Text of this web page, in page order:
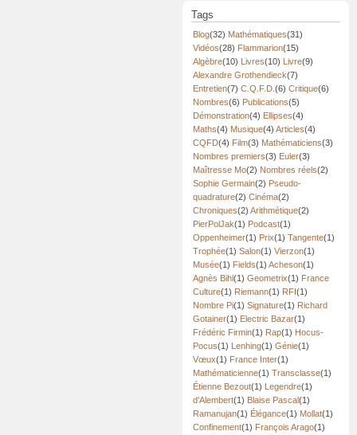
Tags
Blog(32) Mathématiques(31)
Vidéos(28) Flammarion(15)
Algèbre(10) Livres(10) Livre(9)
Alexandre Grothendieck(7)
Entretien(7) C.Q.F.D. (6) Critique(6)
Nombres(6) Publications(5)
Démonstration(4) Ellipses(4)
Maths(4) Musique(4) Articles(4)
CQFD(4) Film(3) Mathématiciens(3)
Nombres premiers(3) Euler(3)
Maîtresse Mo(2) Nombres réels(2)
Sophie Germain(2) Pseudo-
quadrature(2) Cinéma(2)
Chroniques(2) Arithmétique(2)
PierPolJak(1) Podcast(1)
Oppenheimer(1) Prix(1) Tangente(1)
Trophée(1) Salon(1) Vierzon(1)
Musée(1) Fields(1) Acheson(1)
Agnès Bihl(1) Geometrix(1) France
Culture(1) Riemann(1) RFI(1)
Nombre Pi(1) Signature(1) Richard
Gotainer(1) Electric Bazar(1)
Frédéric Firmin(1) Rap(1) Hocus-
Pocus(1) Lenhing(1) Génie(1)
Vœux(1) France Inter(1)
Mathématicienne(1) Transclasse(1)
Étienne Bezout(1) Legendre(1)
d'Alembert(1) Blaise Pascal(1)
Ramanujan(1) Élégance(1) Mollat(1)
Confinement(1) François Arago(1)